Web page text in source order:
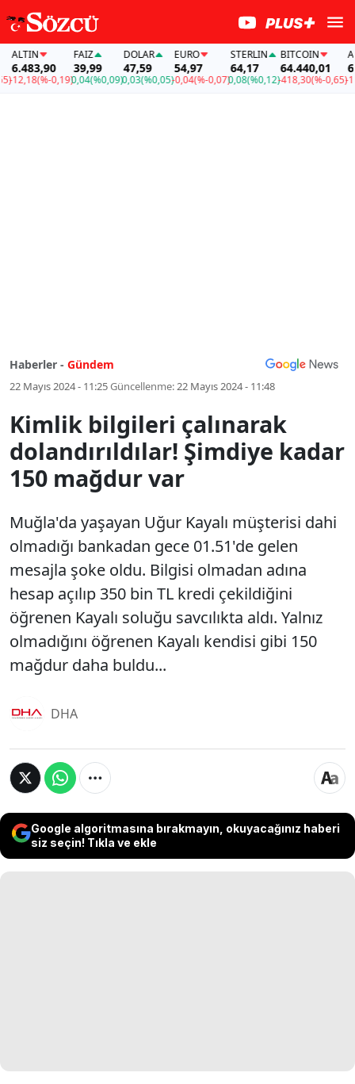
(%-0,19)
FAİZ
39,99
0,04(%0,09)
DOLAR
47,59
0,03(%0,05)
EURO
54,97
-0,04(%-0,07)
STERLIN
64,17
0,08(%0,12)
BITCOIN
64.440,01
-418,30(%-0,65)-
Haberler - Gündem
22 Mayıs 2024 - 11:25Güncellenme:22 Mayıs 2024 - 11:48
Kimlik bilgileri çalınarak
dolandırıldılar! Şimdiye kadar
150 mağdur var
Muğla'da yaşayan Uğur Kayalı müşterisi dahi
olmadığı bankadan gece 01.51'de gelen
mesajla şoke oldu. Bilgisi olmadan adına
hesap açılıp 350 bin TL kredi çekildiğini
öğrenen Kayalı soluğu savcılıkta aldı. Yalnız
olmadığını öğrenen Kayalı kendisi gibi 150
mağdur daha buldu...
DHA
Google algoritmasına bırakmayın, okuyacağınız haberi
siz seçin! Tıkla ve ekle